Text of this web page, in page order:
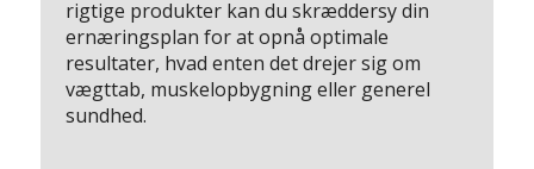
rigtige produkter kan du skræddersy din
ernæringsplan for at opnå optimale
resultater, hvad enten det drejer sig om
vægttab, muskelopbygning eller generel
sundhed.